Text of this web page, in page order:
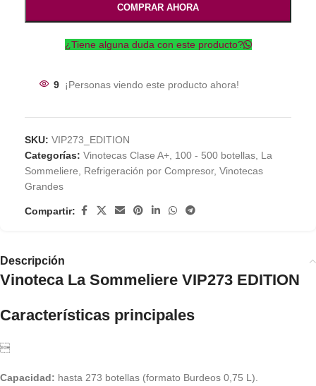
COMPRAR AHORA
¿Tiene alguna duda con este producto?
9 ¡Personas viendo este producto ahora!
SKU: VIP273_EDITION
Categorías: Vinotecas Clase A+ 100 - 500 botellas La
Sommeliere
Refrigeración por Compresor, Vinotecas
Grandes
Compartir:
Descripción
Vinoteca La Sommeliere VIP273 EDITION
Características principales

Capacidad: hasta 273 botellas (formato Burdeos 0,75 L).